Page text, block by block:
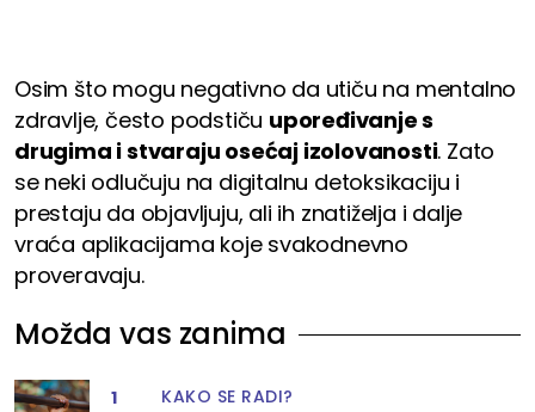
Osim što mogu negativno da utiču na mentalno
zdravlje, često podstiču upoređivanje s
drugima i stvaraju osećaj izolovanosti. Zato
se neki odlučuju na digitalnu detoksikaciju i
prestaju da objavljuju, ali ih znatiželja i dalje
vraća aplikacijama koje svakodnevno
proveravaju.
Možda vas zanima
1 KAKO SE RADI?